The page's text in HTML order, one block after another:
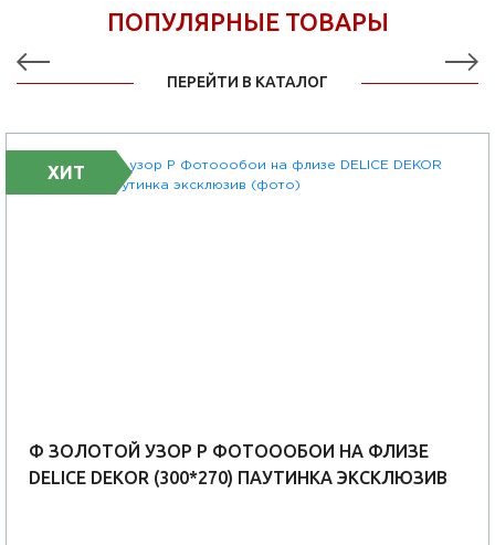
ПОПУЛЯРНЫЕ ТОВАРЫ
ПЕРЕЙТИ В КАТАЛОГ
ХИТ
Ф ЗОЛОТОЙ УЗОР Р ФОТОООБОИ НА ФЛИЗЕ
DELICE DEKOR (300*270) ПАУТИНКА ЭКСКЛЮЗИВ